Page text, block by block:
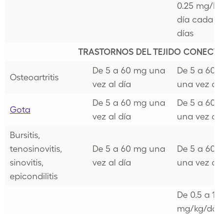
0.25 mg/
día cada
días
TRASTORNOS DEL TEJIDO
Osteoartritis
De 5 a 60 mg una
vez al día
De 5 a 60
una vez
Gota
De 5 a 60 mg una
vez al día
De 5 a 60
una vez
Bursitis,
tenosinovitis,
sinovitis,
epicondilitis
De 5 a 60 mg una
vez al día
De 5 a 60
una vez
De 0.5 a 1
mg/kg/